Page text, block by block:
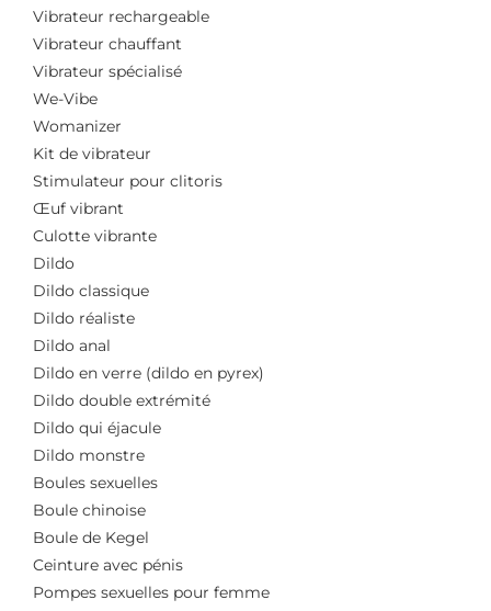
Vibrateur rechargeable
Vibrateur chauffant
Vibrateur spécialisé
We-Vibe
Womanizer
Kit de vibrateur
Stimulateur pour clitoris
Œuf vibrant
Culotte vibrante
Dildo
Dildo classique
Dildo réaliste
Dildo anal
Dildo en verre (dildo en pyrex)
Dildo double extrémité
Dildo qui éjacule
Dildo monstre
Boules sexuelles
Boule chinoise
Boule de Kegel
Ceinture avec pénis
Pompes sexuelles pour femme